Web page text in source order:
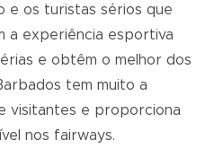
e os turistas sérios que
a experiência esportiva
e obtêm o melhor dos
tem muito a
visitantes e proporciona
nos fairways.